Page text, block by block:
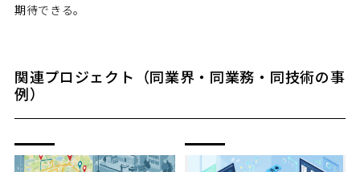
期待できる。
関連プロジェクト（同業界・同業務・同技術の事
例）